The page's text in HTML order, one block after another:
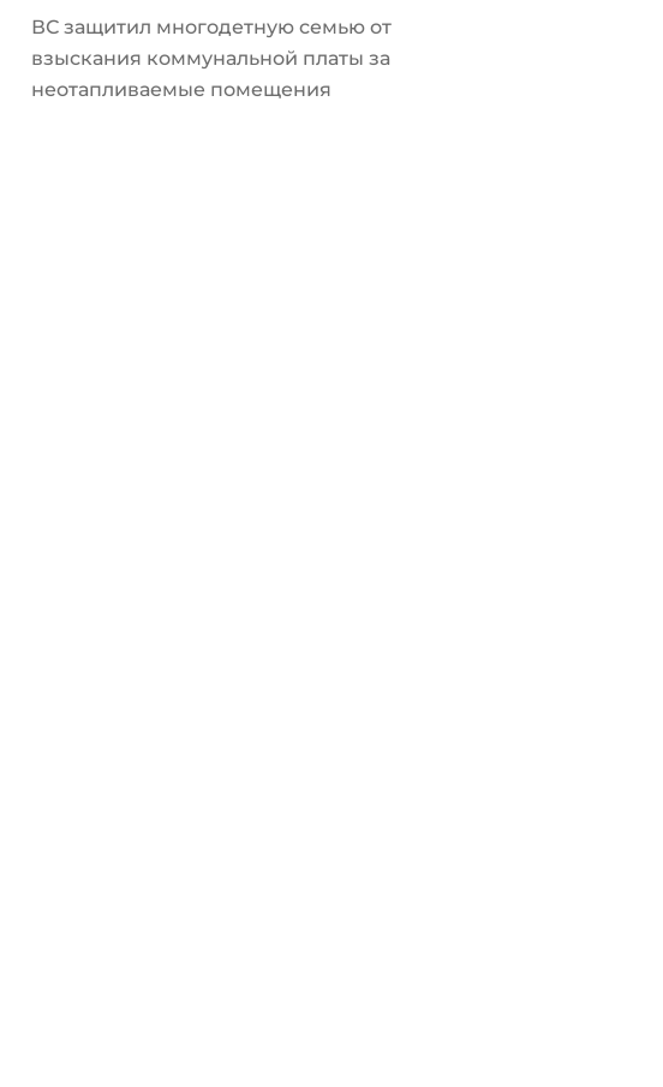
ВС защитил многодетную семью от
взыскания коммунальной платы за
неотапливаемые помещения